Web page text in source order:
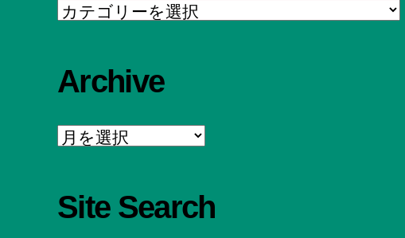
Category
Archive
Archive
Site Search